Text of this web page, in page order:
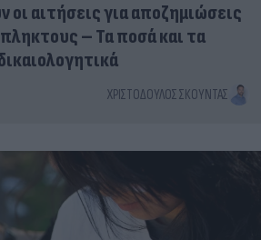
οι αιτήσεις για αποζημιώσεις
– Τα ποσά και τα
ΧΡΙΣΤΌΔΟΥΛΟΣ ΣΚΟΎΝΤΑΣ